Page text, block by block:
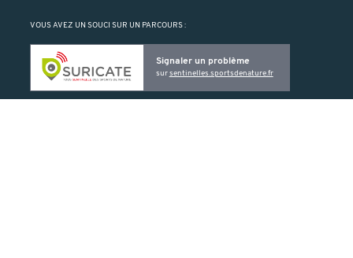
VOUS AVEZ UN SOUCI SUR UN PARCOURS :
Signaler un problème
sursentinelles.sportsdenature.fr